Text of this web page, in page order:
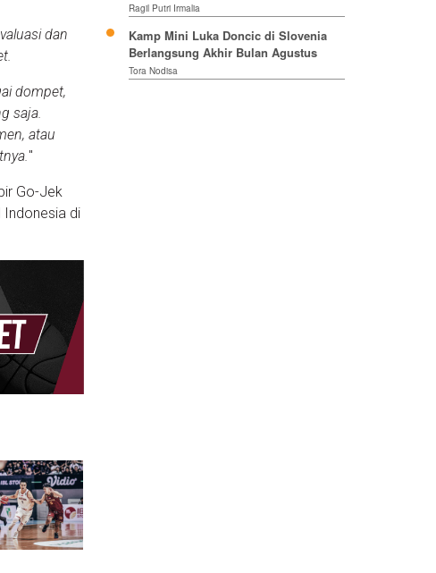
dan
dompet,
saja.
atau
"
Go-Jek
Indonesia di
Ragil Putri Irmalia
Kamp Mini Luka Doncic di Slovenia
Berlangsung Akhir Bulan Agustus
Tora Nodisa